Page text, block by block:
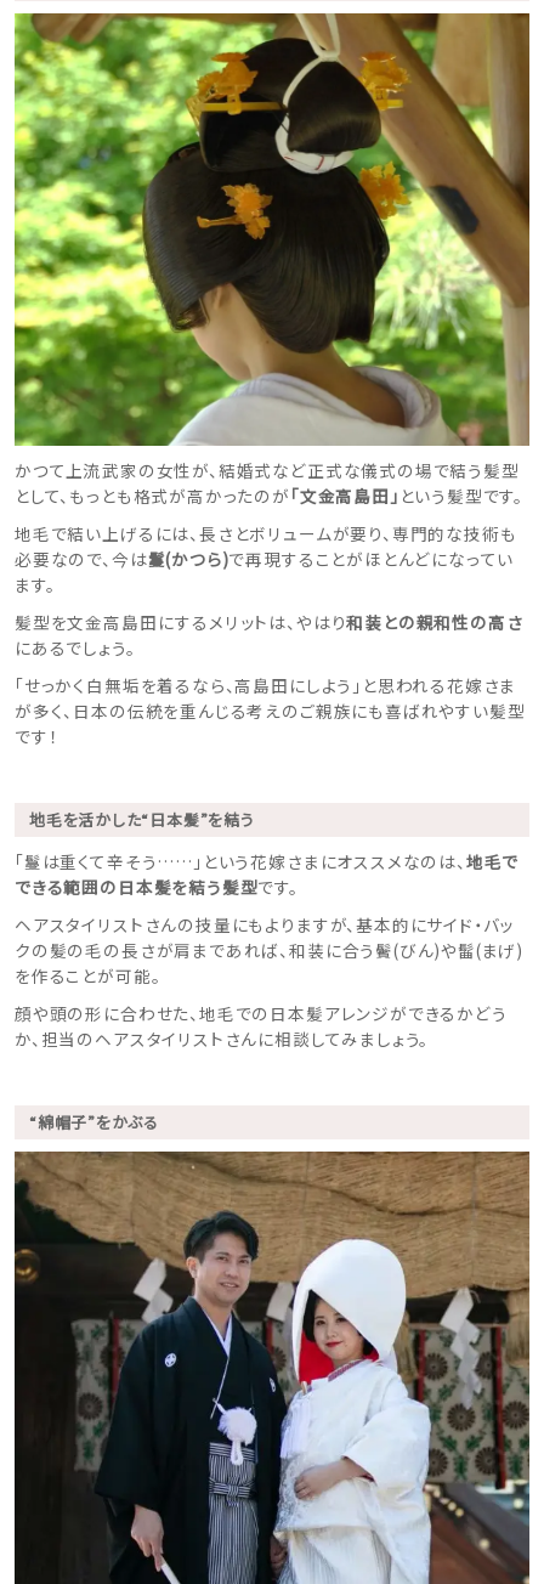
スタイル別
フォトウエディング
神社結婚式 お問い合わせ
かつて上流武家の女性が、結婚式など正式な儀式の場で結う髪型
として、もっとも格式が高かったのが 「文金高島田」 という髪型です。
地毛で結い上げるには、長さとボリュームが要り、専門的な技術も
必要なので、今は鬘(かつら)で再現することがほとんどになってい
ます。
髪型を文金高島田にするメリットは、やはり和装との親和性の高さ
にあるでしょう。
「せっかく白無垢を着るなら、高島田にしよう」と思われる花嫁さま
が多く、日本の伝統を重んじる考えのご親族にも喜ばれやすい髪型
です！
地毛を活かした“日本髪”を結う
「鬘は重くて辛そう……」という花嫁さまにオススメなのは、地毛で
できる範囲の日本髪を結う髪型です。
ヘアスタイリストさんの技量にもよりますが、基本的にサイド・バッ
クの髪の毛の長さが肩まであれば、和装に合う鬢(びん)や髷(まげ)
を作ることが可能。
顔や頭の形に合わせた、地毛での日本髪アレンジができるかどう
か、担当のヘアスタイリストさんに相談してみましょう。
“綿帽子”をかぶる